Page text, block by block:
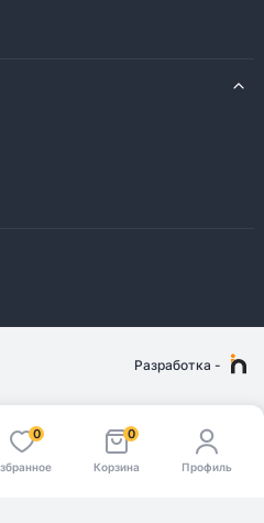
Разработка -
0 0
Корзина Профиль